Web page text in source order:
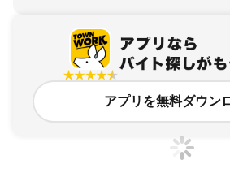
アプリを無料ダウン